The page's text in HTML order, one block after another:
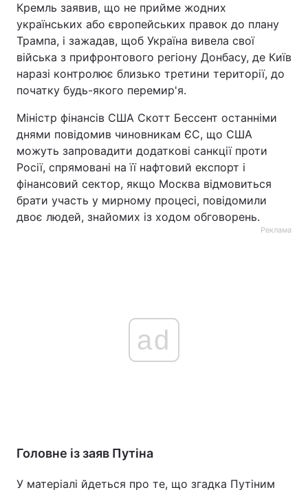
Кремль заявив, що не прийме жодних
українських або європейських правок до плану
Трампа, і зажадав, щоб Україна вивела свої
війська з прифронтового регіону Донбасу, де Київ
наразі контролює близько третини території, до
початку будь-якого перемир'я.
Міністр фінансів США Скотт Бессент останніми
днями повідомив чиновникам ЄС, що США
можуть запровадити додаткові санкції проти
Росії, спрямовані на її нафтовий експорт і
фінансовий сектор, якщо Москва відмовиться
брати участь у мирному процесі, повідомили
двоє людей, знайомих із ходом обговорень.
Реклама
ad
Головне із заяв Путіна
У матеріалі йдеться про те, що згадка Путіним